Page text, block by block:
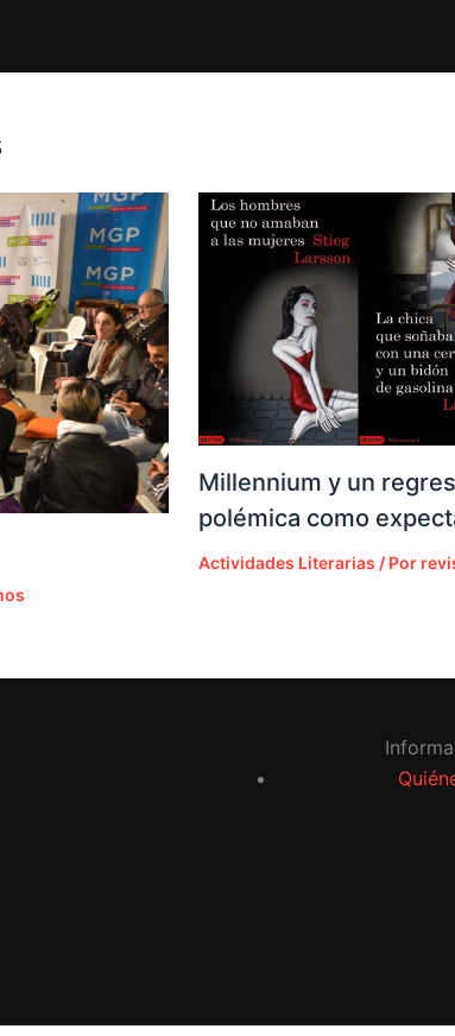
Millennium y un
polémica como
Actividades Literarias / Por